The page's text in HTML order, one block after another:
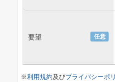
任意
要望
※利用規約及びプライバシーポ